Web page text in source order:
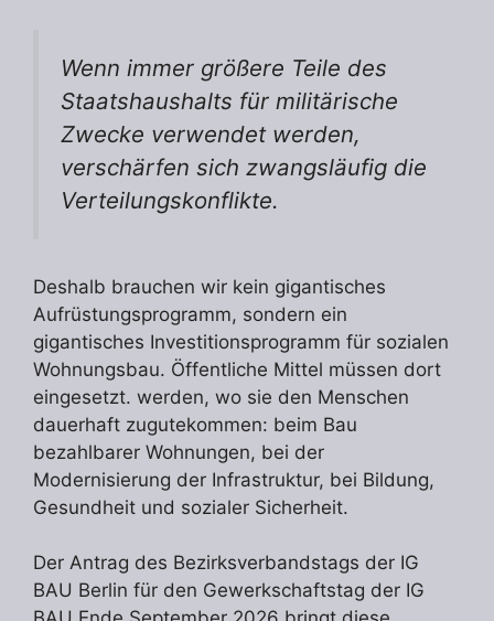
Wenn immer größere Teile des
Staatshaushalts für militärische
Zwecke verwendet werden,
verschärfen sich zwangsläufig die
Verteilungskonflikte.
Deshalb brauchen wir kein gigantisches
Aufrüstungsprogramm, sondern ein
gigantisches Investitionsprogramm für sozialen
Wohnungsbau. Öffentliche Mittel müssen dort
eingesetzt. werden, wo sie den Menschen
dauerhaft zugutekommen: beim Bau
bezahlbarer Wohnungen, bei der
Modernisierung der Infrastruktur, bei Bildung,
Gesundheit und sozialer Sicherheit.
Der Antrag des Bezirksverbandstags der IG
BAU Berlin für den Gewerkschaftstag der IG